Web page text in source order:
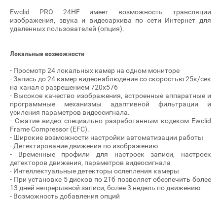
Ewclid PRO 24HF имеет возможность трансляции
изображения, звука и видеоархива по сети Интернет для
удаленных пользователей (опция).
Локальные возможности
- Просмотр 24 локальных камер на одном мониторе
- Запись до 24 камер видеонаблюдения со скоростью 25к/сек
на канал с разрешением 720х576
- Высокое качество изображения, встроенные аппаратные и
программные механизмы адаптивной фильтрации и
усиления параметров видеосигнала.
- Сжатие видео специально разработанным кодеком Ewclid
Frame Compressor (EFC).
- Широкие возможности настройки автоматизации работы
- Детектирование движения по изображению
- Временные профили для настроек записи, настроек
детекторов движения, параметров видеосигнала
- Интеллектуальные детекторы ослепления камеры
- При установке 5 дисков по 2Тб позволяет обеспечить более
13 дней непрерывной записи, более 3 недель по движению
- Возможность добавления опций